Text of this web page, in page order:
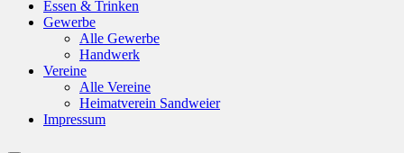
Essen & Trinken
Gewerbe
Alle Gewerbe
Handwerk
Vereine
Alle Vereine
Heimatverein Sandweier
Impressum